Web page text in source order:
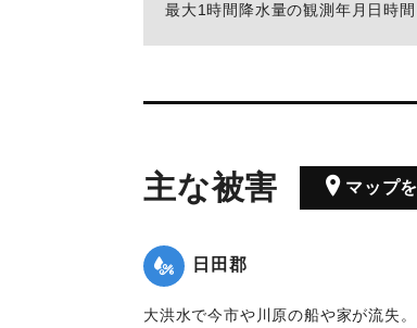
最大1時間降水量の観測年月日時間
主な被害 マップ
日田郡
大洪水で今市や川原の船や家が流失